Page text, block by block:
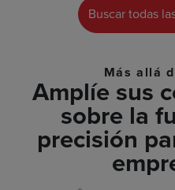
Buscar todas
Más allá
Amplíe sus
sobre la
precisión